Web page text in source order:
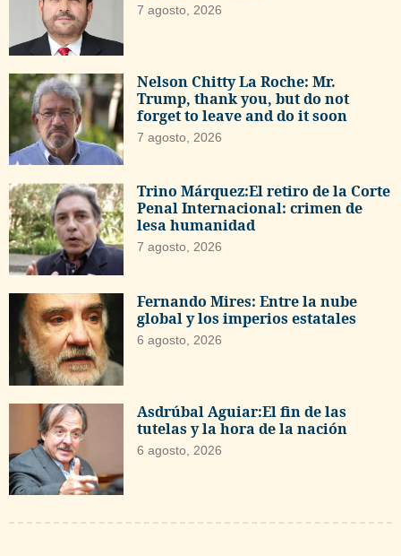
7 agosto, 2026
Nelson Chitty La Roche: Mr.
Trump, thank you, but do not
forget to leave and do it soon
7 agosto, 2026
Trino Márquez:El retiro de la Corte
Penal Internacional: crimen de
lesa humanidad
7 agosto, 2026
Fernando Mires: Entre la nube
global y los imperios estatales
6 agosto, 2026
Asdrúbal Aguiar:El fin de las
tutelas y la hora de la nación
6 agosto, 2026